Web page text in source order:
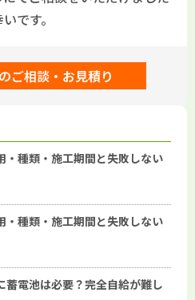
です。
ご相談・お見積り
・種類・施工期間と失敗しない
・種類・施工期間と失敗しない
電池は必要？完全自給が難し